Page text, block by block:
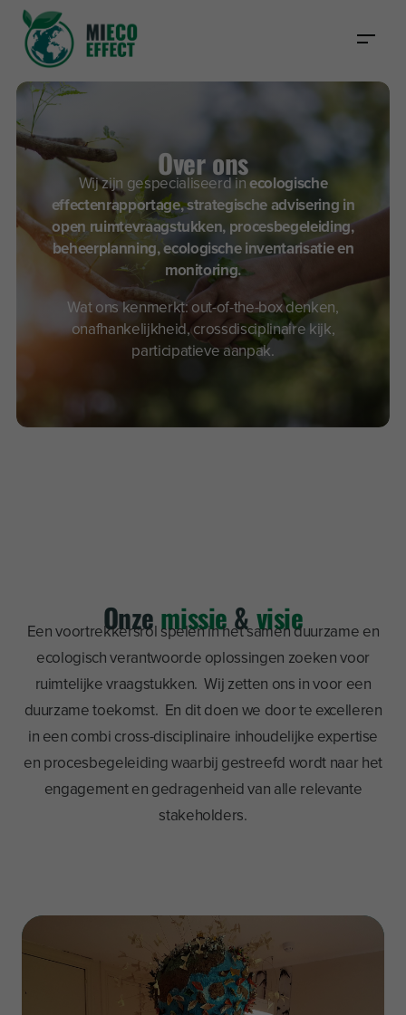
Over ons
Wij zijn gespecialiseerd inecologische
effectenrapportage, strategische advisering in
open ruimtevraagstukken, procesbegeleiding,
beheerplanning, ecologische inventarisatie en
monitoring.
Wat ons kenmerkt: out-of-the-box denken,
onafhankelijkheid, crossdisciplinaire kijk,
participatieve aanpak.
Onzemissie & visie
Een voortrekkersrol spelen in het samen duurzame en
ecologisch verantwoorde oplossingen zoeken voor
ruimtelijke vraagstukken. Wij zetten ons in voor een
duurzame toekomst. En dit doen we door te excelleren
in een combi cross-disciplinaire inhoudelijke expertise
en procesbegeleiding waarbij gestreefd wordt naar het
engagement en gedragenheid van alle relevante
stakeholders.